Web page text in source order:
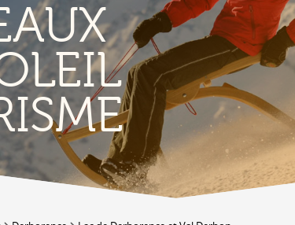
TERROIR &
PATRIMOINE
Vignoble & parcours viticoles
Produits et magasins du terroir
Bourg de Conthey
Eglises & chapelles
Vestiges gallo-romains d'Ardon